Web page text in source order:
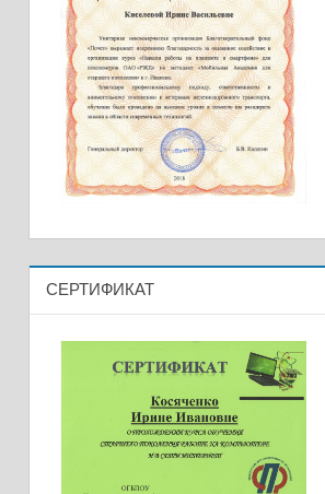
СЕРТИФИКАТ